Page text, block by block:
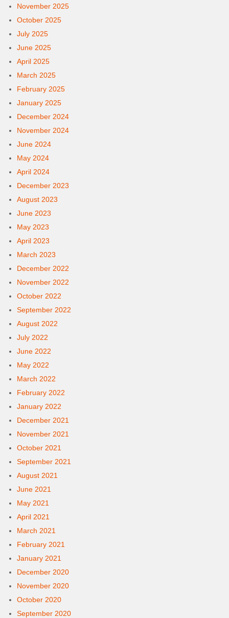
November 2025
October 2025
July 2025
June 2025
April 2025
March 2025
February 2025
January 2025
December 2024
November 2024
June 2024
May 2024
April 2024
December 2023
August 2023
June 2023
May 2023
April 2023
March 2023
December 2022
November 2022
October 2022
September 2022
August 2022
July 2022
June 2022
May 2022
March 2022
February 2022
January 2022
December 2021
November 2021
October 2021
September 2021
August 2021
June 2021
May 2021
April 2021
March 2021
February 2021
January 2021
December 2020
November 2020
October 2020
September 2020